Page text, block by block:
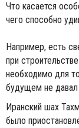
Что касается
чего способно
Например, есть
при
необходимо для
будущем не давал
Иранский шах
было